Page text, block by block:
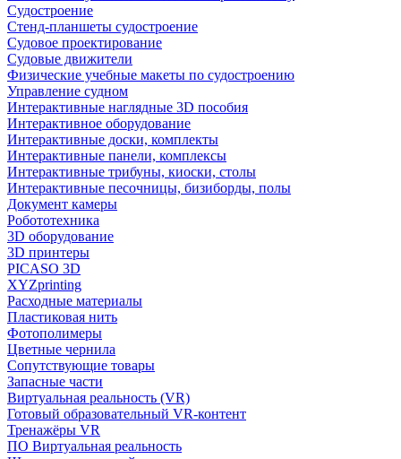
Судостроение
Стенд-планшеты судостроение
Судовое проектирование
Судовые движители
Физические учебные макеты по судостроению
Управление судном
Интерактивные наглядные 3D пособия
Интерактивное оборудование
Интерактивные доски, комплекты
Интерактивные панели, комплексы
Интерактивные трибуны, киоски, столы
Интерактивные песочницы, бизиборды, полы
Документ камеры
Робототехника
3D оборудование
3D принтеры
PICASO 3D
XYZprinting
Расходные материалы
Пластиковая нить
Фотополимеры
Цветные чернила
Сопутствующие товары
Запасные части
Виртуальная реальность (VR)
Готовый образовательный VR-контент
Тренажёры VR
ПО Виртуальная реальность